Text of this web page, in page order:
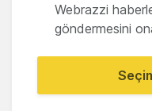
Webrazzi
göndermesini